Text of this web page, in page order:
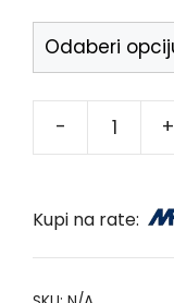
- +
Kupi na rate: